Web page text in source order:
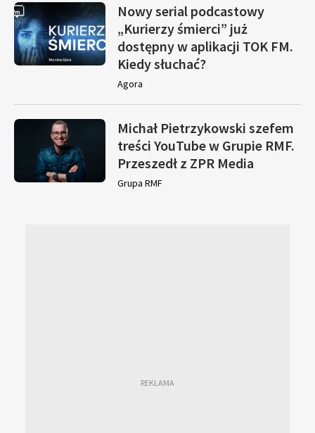
Nowy serial podcastowy
„Kurierzy śmierci” już
dostępny w aplikacji TOK FM.
Kiedy słuchać?
Agora
Michał Pietrzykowski szefem
treści YouTube w Grupie RMF.
Przeszedł z ZPR Media
Grupa RMF